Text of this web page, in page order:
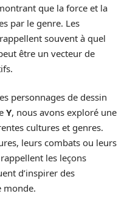
que la force et la
par le genre. Les
souvent à quel
être un vecteur de
personnages de dessin
Y, nous avons exploré une
cultures et genres.
leurs combats ou leurs
les leçons
d’inspirer des
monde.